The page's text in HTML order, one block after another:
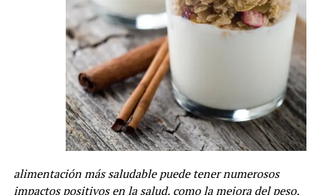
alimentación más saludable puede tener numerosos
impactos positivos en la salud, como la mejora del peso,